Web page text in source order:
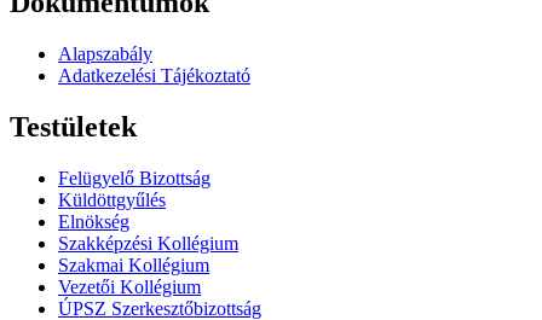
Alapszabály
Adatkezelési Tájékoztató
Testületek
Felügyelő Bizottság
Küldöttgyűlés
Elnökség
Szakképzési Kollégium
Szakmai Kollégium
Vezetői Kollégium
ÚPSZ Szerkesztőbizottság